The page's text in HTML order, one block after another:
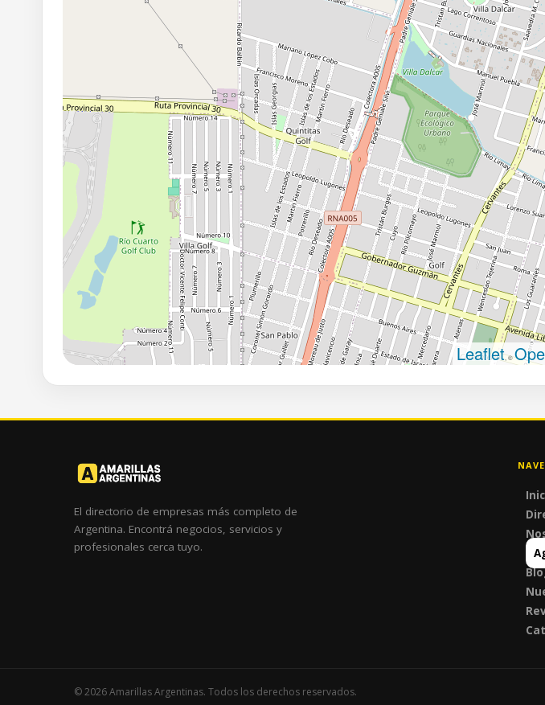
Leaflet, ©
El directorio de empresas más completo de
Argentina. Encontrá negocios, servicios y
profesionales cerca tuyo.
© 2026 Amarillas Argentinas. Todos los derechos reservados.